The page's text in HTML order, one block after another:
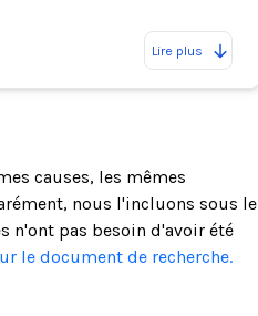
Lire plus
causes, les mêmes
nous l'incluons sous le
n'ont pas besoin d'avoir été
le document de recherche.